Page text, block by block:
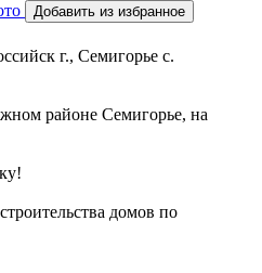
Добавить из избранное
г., Семигорье с.
районе Семигорье, на
дoмoв пo